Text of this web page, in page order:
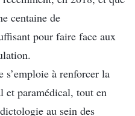
centaine de
pour faire face aux
s’emploie à renforcer la
et paramédical, tout en
au sein des